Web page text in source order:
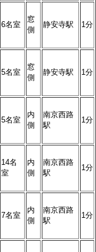
6名室
窓
側
静安寺駅 1分
5名室
窓
側
静安寺駅 1分
5名室
内
側
南京西路
駅
1分
14名
室
内
側
南京西路
駅
1分
7名室
内
側
南京西路
駅
1分